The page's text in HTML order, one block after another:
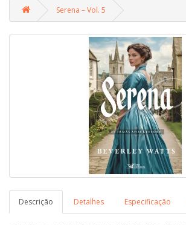
Serena – Vol. 5
Descrição Detalhes Especificação